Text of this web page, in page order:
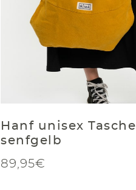
Hanf unisex Tasche
senfgelb
89,95€